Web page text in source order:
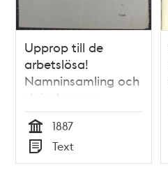
Upprop till de
arbetslösa!
Namninsamling och
skrivelser om
arbetslösheten 1887
Tid
1887
Typ
Text